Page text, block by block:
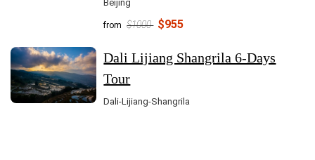
Beijing
from $1000 $955
Dali Lijiang Shangrila 6-Days
Tour
Dali-Lijiang-Shangrila